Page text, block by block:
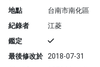
地點
台南市南化區
紀錄者
江菱
鑑定
最後修改於 2018-07-31